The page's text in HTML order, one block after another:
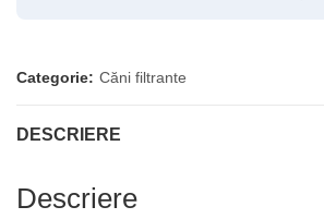
Categorie: Căni filtrante
DESCRIERE
Descriere